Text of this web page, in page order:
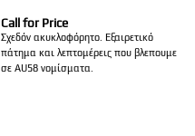
Call for Price
Σχεδόν ακυκλοφόρητο. Εξαιρετικό
πάτημα και λεπτομέρεις που βλεπουμε
σε AU58 νομίσματα.